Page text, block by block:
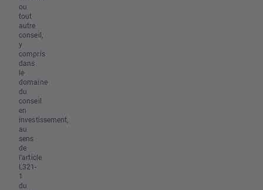
ou
tout
autre
conseil,
y
compris
dans
le
domaine
du
conseil
en
investissement,
au
sens
de
l'article
L321-
1
du